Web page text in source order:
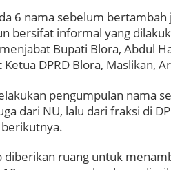
6 nama sebelum
bersifat informal yang
Bupati Blora, Abdul
DPRD Blora, Maslikan,
pengumpulan nama
dari NU, lalu dari fraksi di
diberikan ruang untuk